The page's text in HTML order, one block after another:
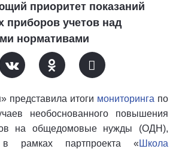
приоритет показаний
приборов учетов над
нормативами
представила итоги мониторинга по
необоснованного повышения
на общедомовые нужды (ОДН),
в рамках партпроекта « Школа